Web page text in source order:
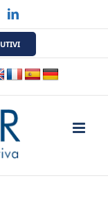
LinkedIn